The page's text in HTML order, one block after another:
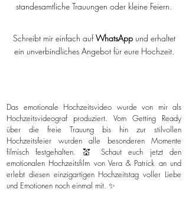
standesamtliche Trauungen oder kleine Feiern.
Schreibt mir einfach aufWhatsAppund erhaltet
ein unverbindliches Angebot für eure Hochzeit.
Das emotionale Hochzeitsvideo wurde von mir als
Hochzeitsvideograf produziert. Vom Getting Ready
über die freie Trauung bis hin zur stilvollen
Hochzeitsfeier wurden alle besonderen Momente
filmisch festgehalten. 💒 Schaut euch jetzt den
emotionalen Hochzeitsfilm von Vera & Patrick an und
erlebt diesen einzigartigen Hochzeitstag voller Liebe
und Emotionen noch einmal mit. ✨